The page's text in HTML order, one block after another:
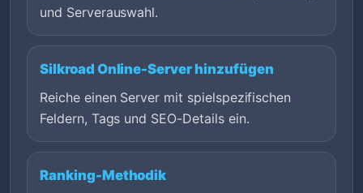
und Serverauswahl.
Silkroad Online-Server hinzufügen
Reiche einen Server mit spielspezifischen
Feldern, Tags und SEO-Details ein.
Ranking-Methodik